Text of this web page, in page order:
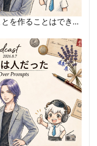
想像してないこと、知らないことを作ることはできない